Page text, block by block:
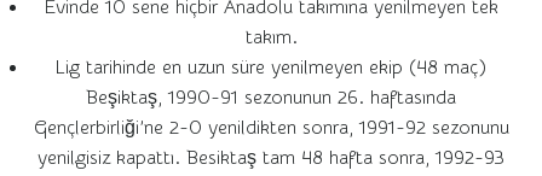
Evinde 10 sene hiçbir Anadolu takımına yenilmeyen tek
takım.
Lig tarihinde en uzun süre yenilmeyen ekip (48 maç)
Beşiktaş, 1990-91 sezonunun 26. haftasında
Gençlerbirliği’ne 2-0 yenildikten sonra, 1991-92 sezonunu
yenilgisiz kapattı. Besiktaş tam 48 hafta sonra, 1992-93